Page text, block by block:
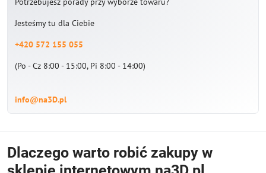
Jesteśmy tu dla Ciebie
+420 572 155 055
(Po - Cz 8:00 - 15:00, Pi 8:00 - 14:00)
info@na3D.pl
Dlaczego warto robić zakupy w